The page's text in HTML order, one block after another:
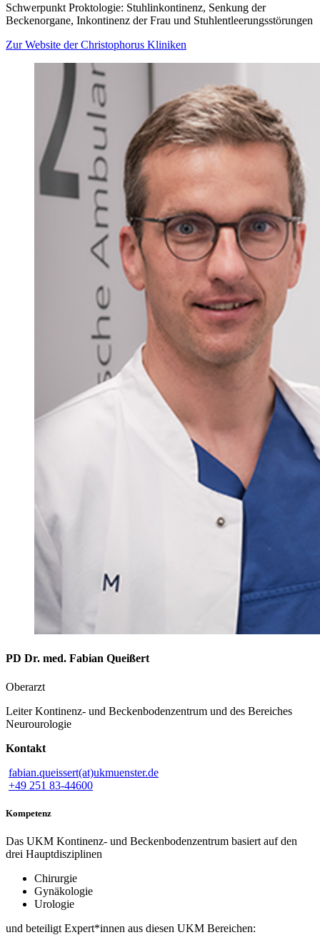
Schwerpunkt Proktologie: Stuhlinkontinenz, Senkung der
Beckenorgane, Inkontinenz der Frau und Stuhlentleerungsstörungen
Zur Website der Christophorus Kliniken
PD Dr. med. Fabian Queißert
Oberarzt
Leiter Kontinenz- und Beckenbodenzentrum und des Bereiches
Neurourologie
Kontakt
fabian.queissert(at)ukmuenster.de
+49 251 83-44600
Kompetenz
Das UKM Kontinenz- und Beckenbodenzentrum basiert auf den
drei Hauptdisziplinen
Chirurgie
Gynäkologie
Urologie
und beteiligt Expert*innen aus diesen UKM Bereichen: